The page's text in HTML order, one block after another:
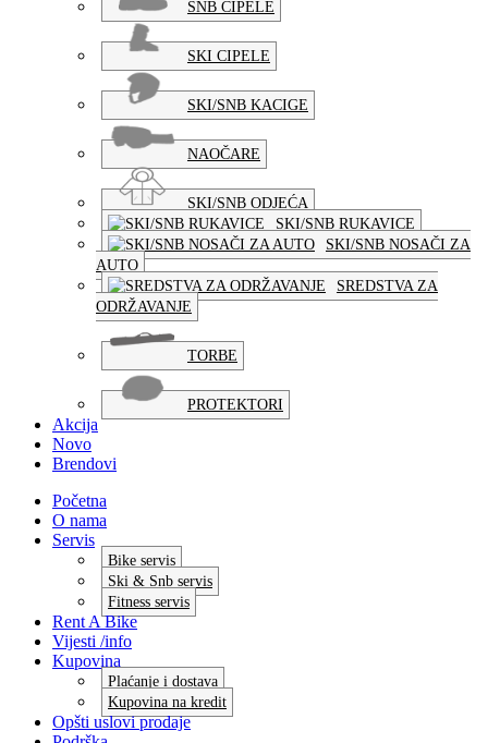
SNB CIPELE
SKI CIPELE
SKI/SNB KACIGE
NAOČARE
SKI/SNB ODJEĆA
SKI/SNB RUKAVICE
SKI/SNB NOSAČI ZA
AUTO
SREDSTVA ZA
ODRŽAVANJE
TORBE
PROTEKTORI
Akcija
Novo
Brendovi
Početna
O nama
Servis
Bike servis
Ski & Snb servis
Fitness servis
Rent A Bike
Vijesti /info
Kupovina
Plaćanje i dostava
Kupovina na kredit
Opšti uslovi prodaje